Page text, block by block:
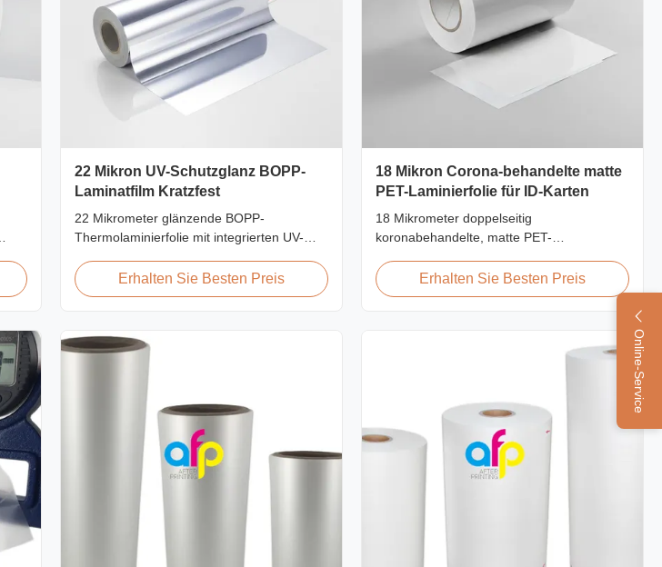
Online-Service
22 Mikron UV-Schutzglanz BOPP-
Laminatfilm Kratzfest
22 Mikrometer glänzende BOPP-
Thermolaminierfolie mit integrierten UV-
2000 mm Breite und ≥92 % optischer
Klarheit, konzipiert für
Erhalten Sie Besten Preis
18 Mikron Corona-behandelte matte
PET-Laminierfolie für ID-Karten
18 Mikrometer doppelseitig
koronabehandelte, matte PET-
≥150 MPa, speziell für den Schutz von
Ausweisen, Abzeichen und Ausweisen mit
Erhalten Sie Besten Preis